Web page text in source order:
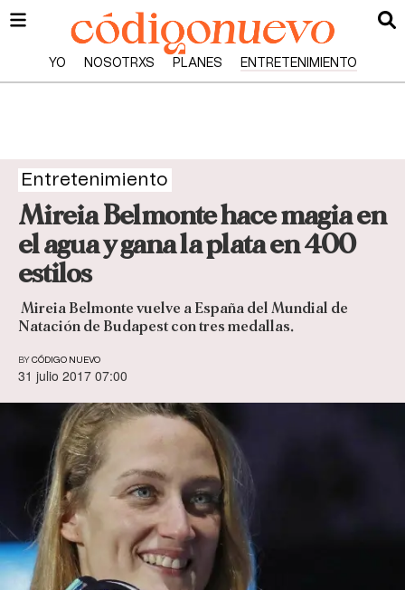
YO NOSOTRXS PLANES ENTRETENIMIENTO
Entretenimiento
Mireia Belmonte hace magia en
el agua y gana la plata en 400
estilos
Mireia Belmonte vuelve a España del Mundial de
Natación de Budapest con tres medallas.
BY CÓDIGO NUEVO
31 julio 2017 07:00